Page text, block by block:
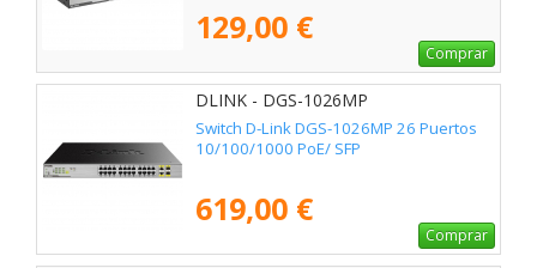
129,00 €
Comprar
DLINK - DGS-1026MP
Switch D-Link DGS-1026MP 26 Puertos
10/100/1000 PoE/ SFP
619,00 €
Comprar